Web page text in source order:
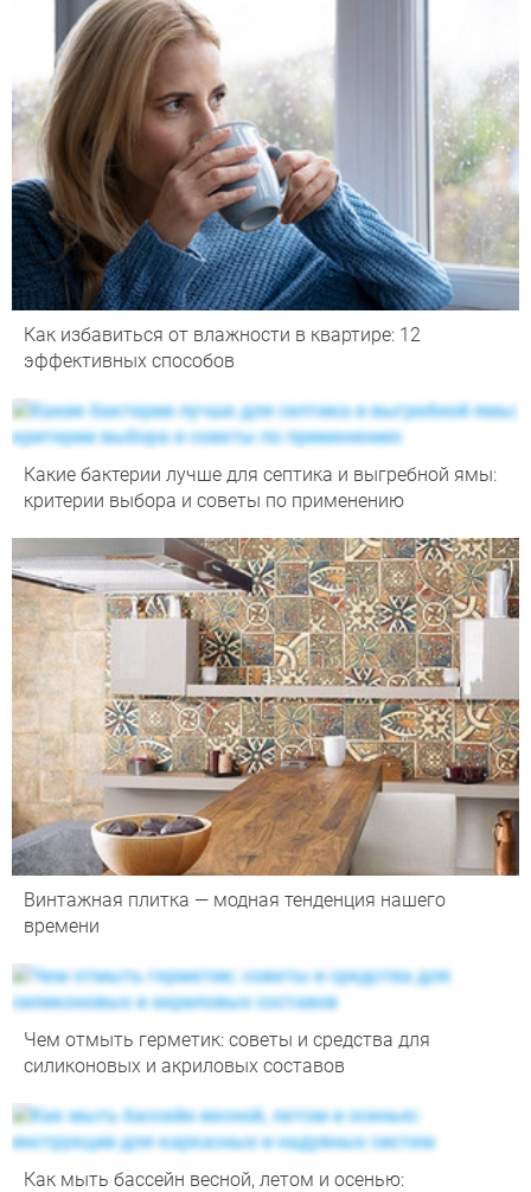
Как избавиться от влажности в квартире: 12
эффективных способов
Какие бактерии лучше для септика и выгребной ямы:
критерии выбора и советы по применению
Винтажная плитка — модная тенденция нашего
времени
Чем отмыть герметик: советы и средства для
силиконовых и акриловых составов
Как мыть бассейн весной, летом и осенью: